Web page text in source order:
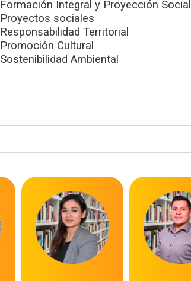
Formación Integral y Proyección Social
Proyectos sociales
Responsabilidad Territorial
Promoción Cultural
Sostenibilidad Ambiental